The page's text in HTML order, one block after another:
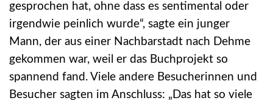
gesprochen hat, ohne dass es sentimental oder
irgendwie peinlich wurde“, sagte ein junger
Mann, der aus einer Nachbarstadt nach Dehme
gekommen war, weil er das Buchprojekt so
spannend fand. Viele andere Besucherinnen und
Besucher sagten im Anschluss: „Das hat so viele